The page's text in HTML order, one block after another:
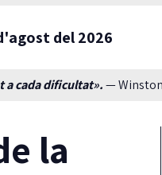
del 2026
a cada dificultat».—
la